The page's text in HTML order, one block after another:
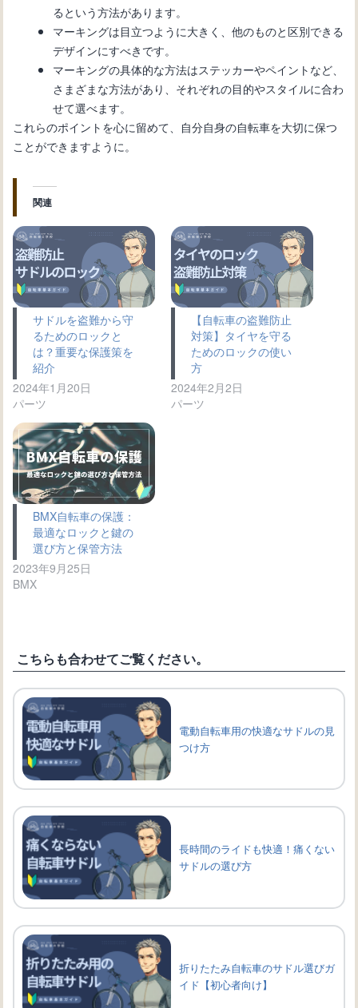
るという方法があります。
マーキングは目立つように大きく、他のものと区別できる
デザインにすべきです。
マーキングの具体的な方法はステッカーやペイントなど、
さまざまな方法があり、それぞれの目的やスタイルに合わ
せて選べます。
これらのポイントを心に留めて、自分自身の自転車を大切に保つ
ことができますように。
関連
サドルを盗難から守
るためのロックと
は？重要な保護策を
紹介
2024年1月20日
パーツ
【自転車の盗難防止
対策】タイヤを守る
ためのロックの使い
方
2024年2月2日
パーツ
BMX自転車の保護：
最適なロックと鍵の
選び方と保管方法
2023年9月25日
BMX
こちらも合わせてご覧ください。
電動自転車用の快適なサドルの見
つけ方
長時間のライドも快適！痛くない
サドルの選び方
折りたたみ自転車のサドル選びガ
イド【初心者向け】